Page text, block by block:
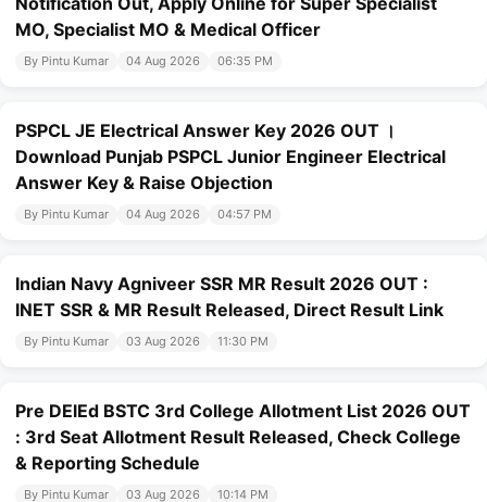
MO, Specialist MO & Medical Officer
By Pintu Kumar 04 Aug 2026 06:35 PM
PSPCL JE Electrical Answer Key 2026 OUT ।
Download Punjab PSPCL Junior Engineer Electrical
Answer Key & Raise Objection
By Pintu Kumar 04 Aug 2026 04:57 PM
Indian Navy Agniveer SSR MR Result 2026 OUT :
INET SSR & MR Result Released, Direct Result Link
By Pintu Kumar 03 Aug 2026 11:30 PM
Pre DElEd BSTC 3rd College Allotment List 2026 OUT
: 3rd Seat Allotment Result Released, Check College
& Reporting Schedule
By Pintu Kumar 03 Aug 2026 10:14 PM